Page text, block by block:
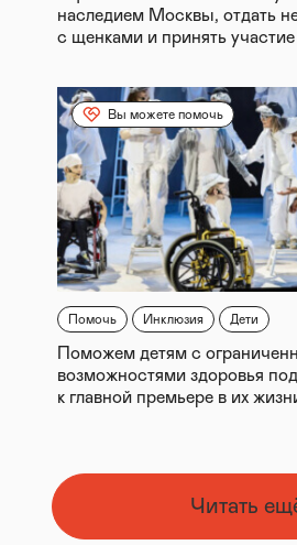
наследием Москвы, отдать
с щенками и принять участие
Вы можете помочь
Помочь Инклюзия Дети
Поможем детям с
возможностями здоровья
к главной премьере в их
Читать